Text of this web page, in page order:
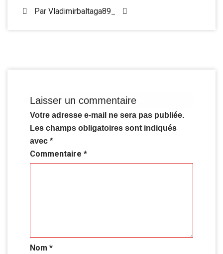
Par Vladimirbaltaga89_
Laisser un commentaire
Votre adresse e-mail ne sera pas publiée.
Les champs obligatoires sont indiqués
avec *
Commentaire *
Nom *